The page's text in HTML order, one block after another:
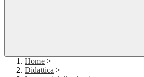
Home >
Didattica >